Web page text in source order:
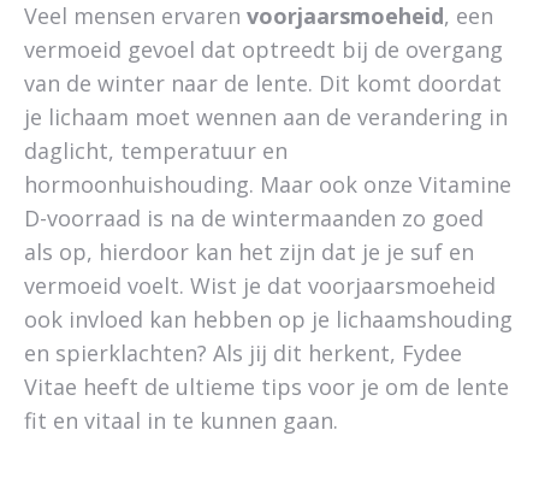
Veel mensen ervaren voorjaarsmoeheid, een
vermoeid gevoel dat optreedt bij de overgang
van de winter naar de lente. Dit komt doordat
je lichaam moet wennen aan de verandering in
daglicht, temperatuur en
hormoonhuishouding. Maar ook onze Vitamine
D-voorraad is na de wintermaanden zo goed
als op, hierdoor kan het zijn dat je je suf en
vermoeid voelt. Wist je dat voorjaarsmoeheid
ook invloed kan hebben op je lichaamshouding
en spierklachten? Als jij dit herkent, Fydee
Vitae heeft de ultieme tips voor je om de lente
fit en vitaal in te kunnen gaan.